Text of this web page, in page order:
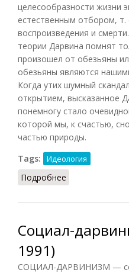
целесообразности жизни
естественным отбором, т.
воспроизведения и
теории Дарвина помнят
произошел от обезьяны
обезьяны являются
Когда утих шумный
открытием, высказанное
понемногу стало
которой мы, к счастью,
частью природы.
Tags:
Идеология
Подробнее
Социал-
1991)
СОЦИАЛ-ДАРВИНИЗМ —